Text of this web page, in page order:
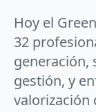
Hoy el
32
generación,
gestión, y
valorización